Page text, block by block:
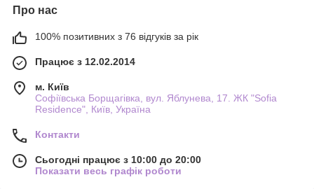
Про нас
100% позитивних з 76 відгуків за рік
Працює з 12.02.2014
м. Київ
Софіївська Борщагівка, вул. Яблунева, 17. ЖК "Sofia
Residence", Київ, Україна
Контакти
Сьогодні працює з 10:00 до 20:00
Показати весь графік роботи